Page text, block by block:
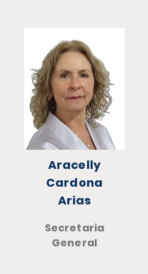
Aracelly
Cardona
Arias
Secretaria
General